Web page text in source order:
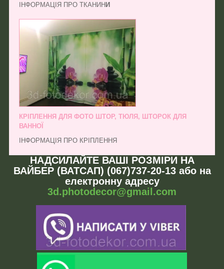
ІНФОРМАЦІЯ ПРО ТКАНИН И
КРІПЛЕННЯ ДЛЯ ФОТО ШТОР, ТЮЛЯ, ШТОРОК ДЛЯ
ВАННОЇ
ІНФОРМАЦІЯ ПРО КРІПЛЕННЯ
НАДСИЛАЙТЕ ВАШІ РОЗМІРИ НА
ВАЙБЕР (ВАТСАП) (067)737-20-13 або на
електронну адресу
3d.photodecor@gmail.com